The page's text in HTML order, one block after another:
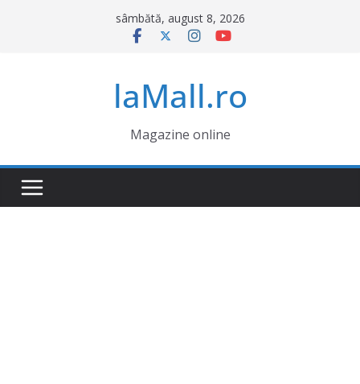
sâmbătă, august 8, 2026
laMall.ro
Magazine online